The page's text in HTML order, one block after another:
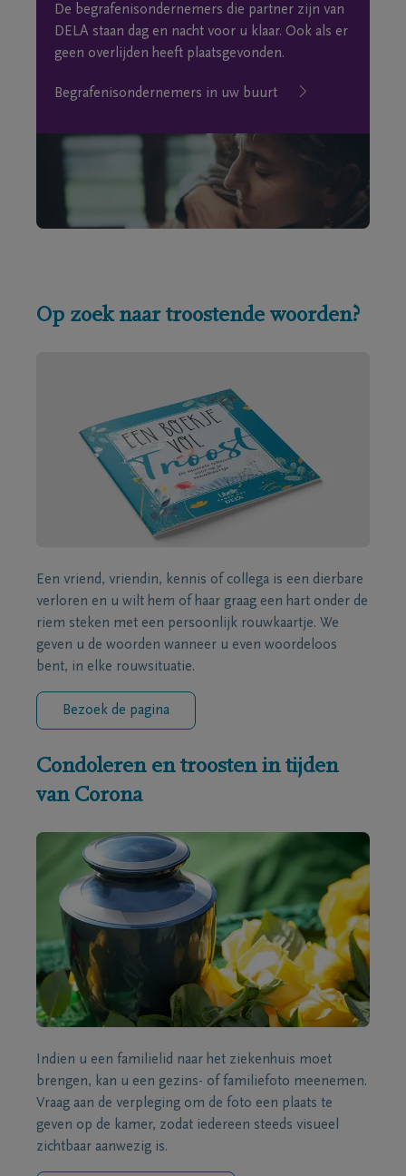
De begrafenisondernemers die partner zijn van
DELA staan dag en nacht voor u klaar. Ook als er
geen overlijden heeft plaatsgevonden.
Begrafenisondernemers in uw buurt
Op zoek naar troostende woorden?
Een vriend, vriendin, kennis of collega is een dierbare
verloren en u wilt hem of haar graag een hart onder de
riem steken met een persoonlijk rouwkaartje. We
geven u de woorden wanneer u even woordeloos
bent, in elke rouwsituatie.
Bezoek de pagina
Condoleren en troosten in tijden
van Corona
Indien u een familielid naar het ziekenhuis moet
brengen, kan u een gezins- of familiefoto meenemen.
Vraag aan de verpleging om de foto een plaats te
geven op de kamer, zodat iedereen steeds visueel
zichtbaar aanwezig is.